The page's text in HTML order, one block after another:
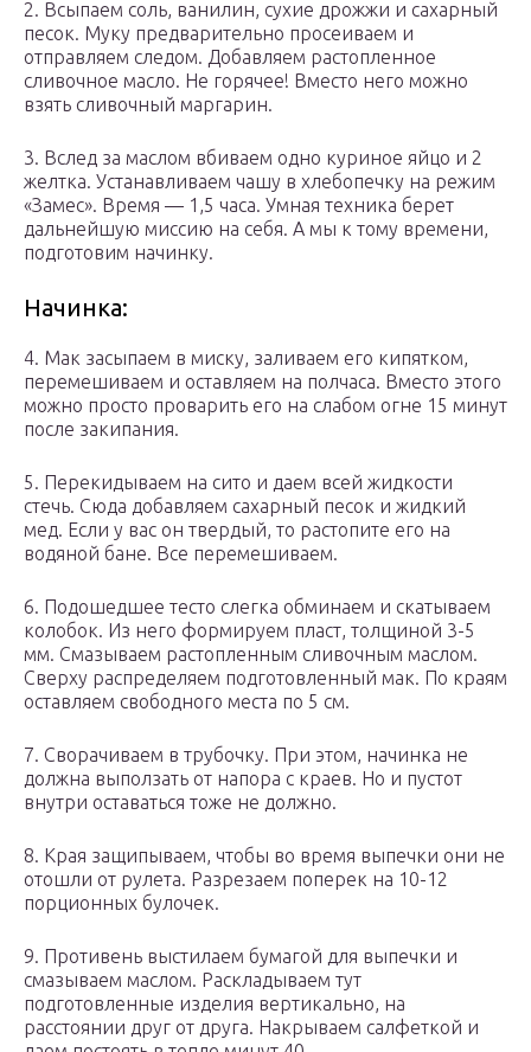
2. Всыпаем соль, ванилин, сухие дрожжи и сахарный
песок. Муку предварительно просеиваем и
отправляем следом. Добавляем растопленное
сливочное масло. Не горячее! Вместо него можно
взять сливочный маргарин.
3. Вслед за маслом вбиваем одно куриное яйцо и 2
желтка. Устанавливаем чашу в хлебопечку на режим
«Замес». Время — 1,5 часа. Умная техника берет
дальнейшую миссию на себя. А мы к тому времени,
подготовим начинку.
Начинка:
4. Мак засыпаем в миску, заливаем его кипятком,
перемешиваем и оставляем на полчаса. Вместо этого
можно просто проварить его на слабом огне 15 минут
после закипания.
5. Перекидываем на сито и даем всей жидкости
стечь. Сюда добавляем сахарный песок и жидкий
мед. Если у вас он твердый, то растопите его на
водяной бане. Все перемешиваем.
6. Подошедшее тесто слегка обминаем и скатываем
колобок. Из него формируем пласт, толщиной 3-5
мм. Смазываем растопленным сливочным маслом.
Сверху распределяем подготовленный мак. По краям
оставляем свободного места по 5 см.
7. Сворачиваем в трубочку. При этом, начинка не
должна выползать от напора с краев. Но и пустот
внутри оставаться тоже не должно.
8. Края защипываем, чтобы во время выпечки они не
отошли от рулета. Разрезаем поперек на 10-12
порционных булочек.
9. Противень выстилаем бумагой для выпечки и
смазываем маслом. Раскладываем тут
подготовленные изделия вертикально, на
расстоянии друг от друга. Накрываем салфеткой и